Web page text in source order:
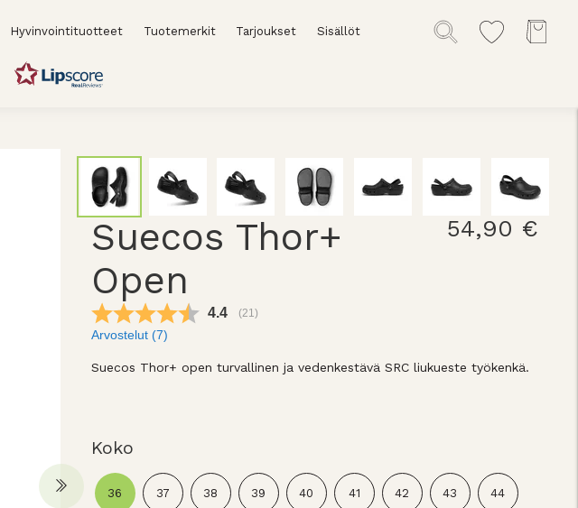
Hyvinvointituotteet Tuotemerkit Tarjoukset Sisällöt
Suecos Thor+
Open
54,90 €
Keskimääräinen luokitus:
4.4 (äänet:
21)
Arvostelut (7)
Suecos Thor+ open turvallinen ja vedenkestävä SRC liukueste työkenkä.
Koko
36 37 38 39 40 41 42 43 44